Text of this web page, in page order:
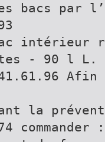
bacs par
intérieur
- 90 l
Afin
la
commander :